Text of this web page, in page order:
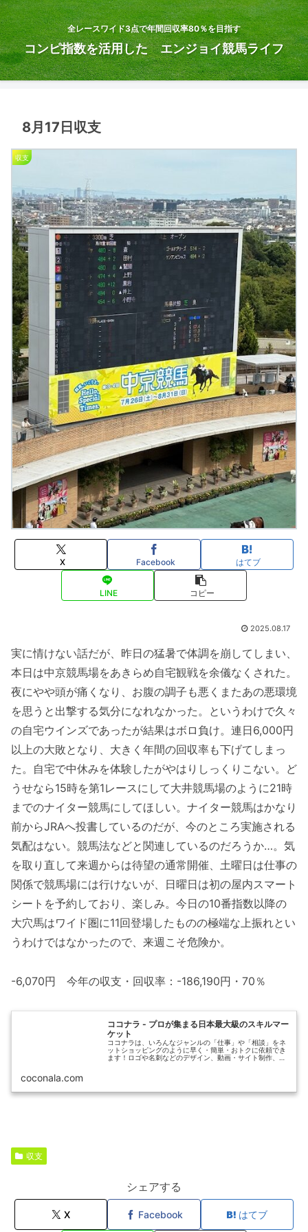
全レースワイド3点で年間回収率80％を目指す
コンピ指数を活用した エンジョイ競馬ライフ
8月17日収支
収支
X Facebook はてブ
LINE コピー
2025.08.17
実に情けない話だが、昨日の猛暑で体調を崩してしまい、
本日は中京競馬場をあきらめ自宅観戦を余儀なくされた。
夜にやや頭が痛くなり、お腹の調子も悪くまたあの悪環境
を思うと出撃する気分になれなかった。というわけで久々
の自宅ウインズであったが結果はボロ負け。連日6,000円
以上の大敗となり、大きく年間の回収率も下げてしまっ
た。自宅で中休みを体験したがやはりしっくりこない。ど
うせなら15時を第1レースにして大井競馬場のように21時
までのナイター競馬にしてほしい。ナイター競馬はかなり
前からJRAへ投書しているのだが、今のところ実施される
気配はない。競馬法などと関連しているのだろうか…。気
を取り直して来週からは待望の通常開催、土曜日は仕事の
関係で競馬場には行けないが、日曜日は初の屋内スマート
シートを予約しており、楽しみ。今日の10番指数以降の
大穴馬はワイド圏に11回登場したものの極端な上振れとい
うわけではなかったので、来週こそ危険か。
-6,070円 今年の収支・回収率：-186,190円・70％
ココナラ - プロが集まる日本最大級のスキルマー
ケット
ココナラは、いろんなジャンルの「仕事」や「相談」をネ
ットショッピングのように早く・簡単・おトクに依頼でき
ます！ロゴや名刺などのデザイン、動画・サイト制作、お
coconala.com
収支
シェアする
X Facebook はてブ